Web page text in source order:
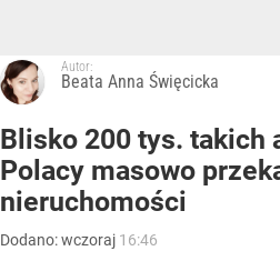
Autor:
Beata Anna Święcicka
Blisko 200 tys. takich
Polacy masowo
nieruchomości
Dodano:wczoraj 16:46